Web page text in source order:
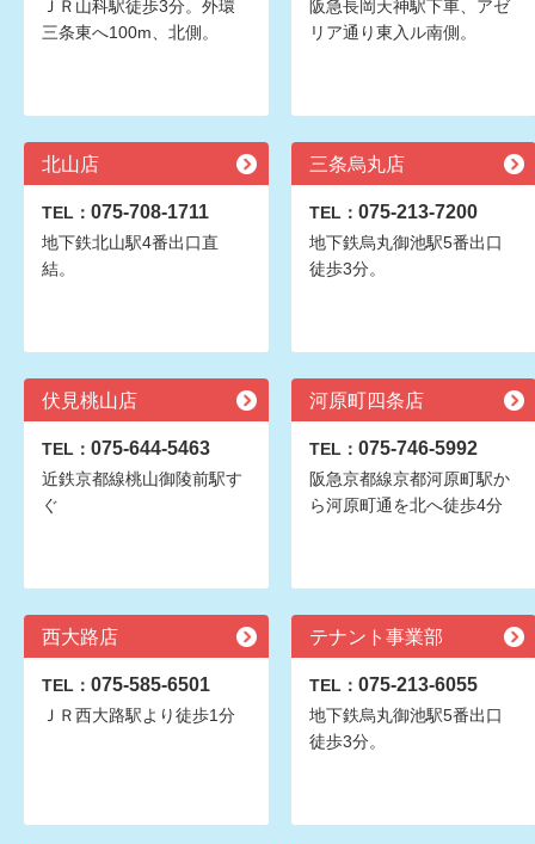
ＪＲ山科駅徒歩3分。外環
三条東へ100m、北側。
阪急長岡天神駅下車、アゼ
リア通り東入ル南側。
北山店
TEL： 075-708-1711
地下鉄北山駅4番出口直
結。
三条烏丸店
TEL： 075-213-7200
地下鉄烏丸御池駅5番出口
徒歩3分。
伏見桃山店
TEL： 075-644-5463
近鉄京都線桃山御陵前駅す
ぐ
河原町四条店
TEL： 075-746-5992
阪急京都線京都河原町駅か
ら河原町通を北へ徒歩4分
西大路店
TEL： 075-585-6501
ＪＲ西大路駅より徒歩1分
テナント事業部
TEL： 075-213-6055
地下鉄烏丸御池駅5番出口
徒歩3分。